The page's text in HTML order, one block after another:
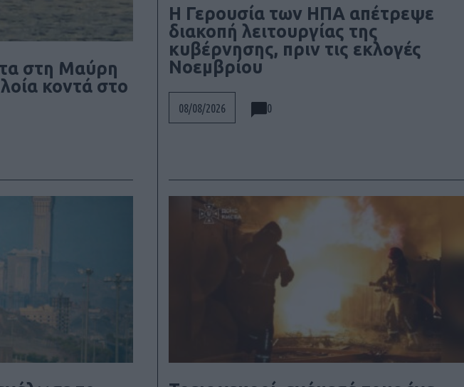
στη Μαύρη
κοντά στο
Η Γερουσία των ΗΠΑ απέτρεψε
διακοπή λειτουργίας της
κυβέρνησης, πριν τις εκλογές
Νοεμβρίου
08/08/2026 0